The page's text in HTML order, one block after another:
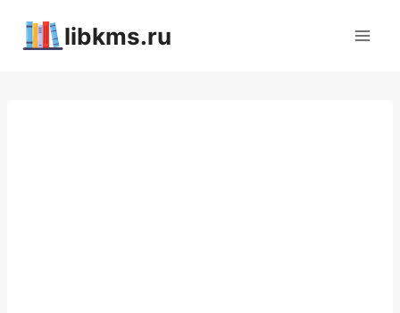
libkms.ru